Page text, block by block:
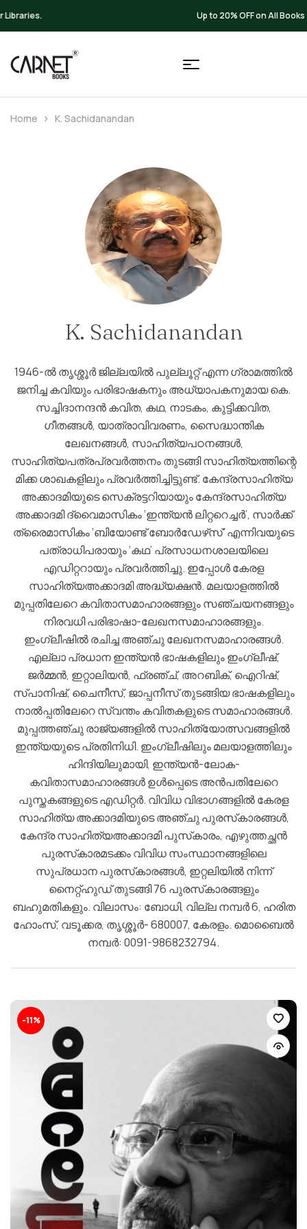
Up to 20% OFF on All Books
Home K. Sachidanandan
K. Sachidanandan
1946-ല്‍ തൃശ്ശൂര്‍ ജില്ലയില്‍ പുല്ലൂറ്റ് എന്ന ഗ്രാമത്തില്‍
ജനിച്ച കവിയും പരിഭാഷകനും അധ്യാപകനുമായ കെ.
സച്ചിദാനന്ദന്‍ കവിത, കഥ, നാടകം, കുട്ടിക്കവിത,
ഗീതങ്ങള്‍, യാത്രാവിവരണം, സൈദ്ധാന്തിക
ലേഖനങ്ങള്‍, സാഹിത്യപഠനങ്ങള്‍,
സാഹിത്യപത്രപ്രവര്‍ത്തനം തുടങ്ങി സാഹിത്യത്തിന്റെ
മിക്ക ശാഖകളിലും പ്രവര്‍ത്തിച്ചിട്ടുണ്ട്. കേന്ദ്രസാഹിത്യ
അക്കാദമിയുടെ സെക്രട്ടറിയായും കേന്ദ്രസാഹിത്യ
അക്കാദമി ദ്വൈമാസികം ‘ഇന്ത്യന്‍ ലിറ്ററെച്ചര്‍’, സാര്‍ക്ക്
ത്രൈമാസികം ‘ബിയോണ്ട് ബോര്‍ഡേഴ്‌സ്’ എന്നിവയുടെ
പത്രാധിപരായും ‘കഥ’ പ്രസാധനശാലയിലെ
എഡിറ്ററായും പ്രവര്‍ത്തിച്ചു. ഇപ്പോള്‍ കേരള
സാഹിത്യഅക്കാദമി അദ്ധ്യക്ഷന്‍. മലയാളത്തില്‍
മുപ്പതിലേറെ കവിതാസമാഹാരങ്ങളും സഞ്ചയനങ്ങളും
നിരവധി പരിഭാഷാ-ലേഖനസമാഹാരങ്ങളും.
ഇംഗ്ലീഷില്‍ രചിച്ച അഞ്ചു ലേഖനസമാഹാരങ്ങള്‍.
എല്ലാ പ്രധാന ഇന്ത്യന്‍ ഭാഷകളിലും ഇംഗ്ലീഷ്,
ജര്‍മ്മന്‍, ഇറ്റാലിയന്‍, ഫ്രഞ്ച്, അറബിക്, ഐറിഷ്,
സ്പാനിഷ്, ചൈനീസ്, ജാപ്പനീസ് തുടങ്ങിയ ഭാഷകളിലും
നാല്‍പ്പതിലേറെ സ്വന്തം കവിതകളുടെ സമാഹാരങ്ങള്‍.
മുപ്പത്തഞ്ചു രാജ്യങ്ങളില്‍ സാഹിത്യോത്സവങ്ങളില്‍
ഇന്ത്യയുടെ പ്രതിനിധി. ഇംഗ്ലീഷിലും മലയാളത്തിലും
ഹിന്ദിയിലുമായി, ഇന്ത്യന്‍-ലോക-
കവിതാസമാഹാരങ്ങള്‍ ഉള്‍പ്പെടെ അന്‍പതിലേറെ
പുസ്തകങ്ങളുടെ എഡിറ്റര്‍. വിവിധ വിഭാഗങ്ങളില്‍ കേരള
സാഹിത്യ അക്കാദമിയുടെ അഞ്ചു പുരസ്‌കാരങ്ങള്‍,
കേന്ദ്ര സാഹിത്യഅക്കാദമി പുസ്‌കാരം, എഴുത്തച്ഛന്‍
പുരസ്‌കാരമടക്കം വിവിധ സംസ്ഥാനങ്ങളിലെ
സുപ്രധാന പുരസ്‌കാരങ്ങള്‍, ഇറ്റലിയില്‍ നിന്ന്
നൈറ്റ്ഹുഡ് തുടങ്ങി 76 പുരസ്‌കാരങ്ങളും
ബഹുമതികളും. വിലാസം: ബോധി, വില്ല നമ്പര്‍ 6, ഹരിത
ഹോംസ്, വടൂക്കര, തൃശ്ശൂര്‍- 680007, കേരളം. മൊബൈല്‍
നമ്പര്‍: 0091-9868232794.
-11%